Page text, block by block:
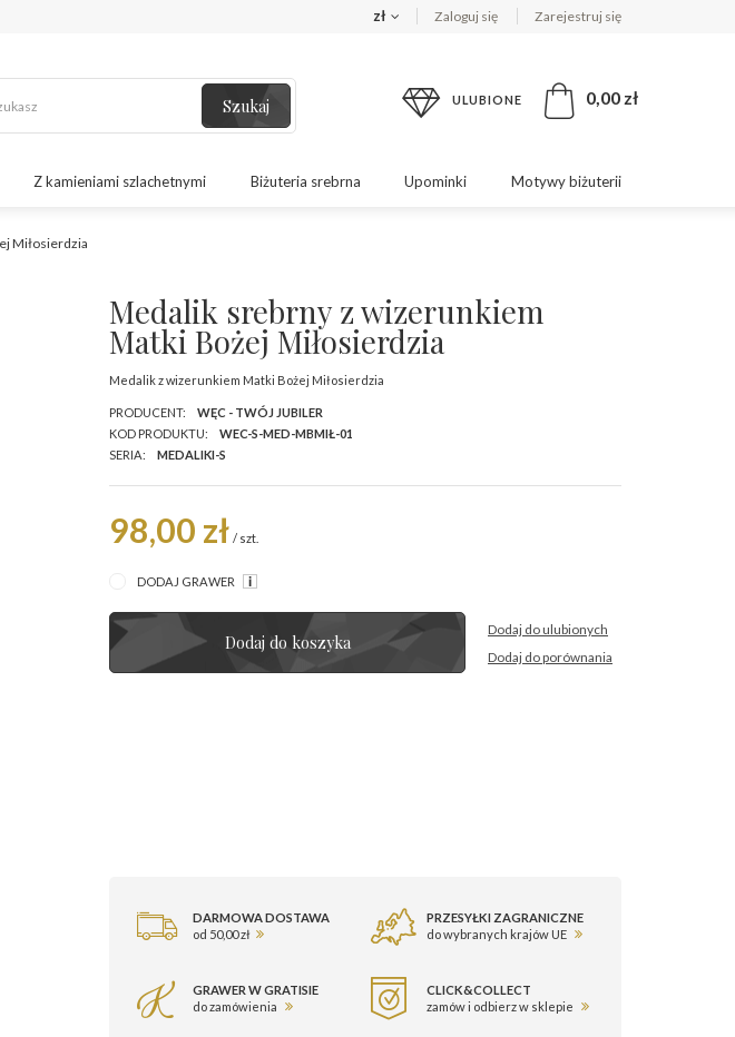
zł Zaloguj się Zarejestruj się
Szukaj ULUBIONE 0,00 zł
Z kamieniami szlachetnymi Biżuteria srebrna Upominki Motywy biżuterii
Miłosierdzia
Medalik srebrny z wizerunkiem
Matki Bożej Miłosierdzia
Medalik z wizerunkiem Matki Bożej Miłosierdzia
PRODUCENT:
WĘC - TWÓJ JUBILER
KOD PRODUKTU:
WEC-S-MED-MBMIŁ-01
SERIA:
MEDALIKI-S
98,00 zł / szt.
DODAJ GRAWER
Dodaj do koszyka
Dodaj do ulubionych
Dodaj do porównania
DARMOWA DOSTAWA
od 50,00 zł
PRZESYŁKI ZAGRANICZNE
do wybranych krajów UE
GRAWER W GRATISIE
do zamówienia
CLICK&COLLECT
zamów i odbierz w sklepie